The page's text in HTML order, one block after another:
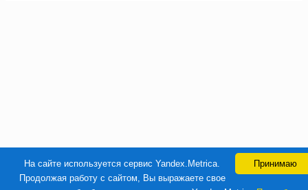
Принимаю
На сайте используется сервис Yandex.Metrica.
Продолжая работу с сайтом, Вы выражаете свое